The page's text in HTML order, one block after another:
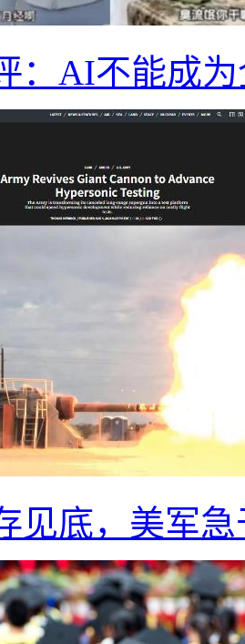
：AI不能成
见底，美军